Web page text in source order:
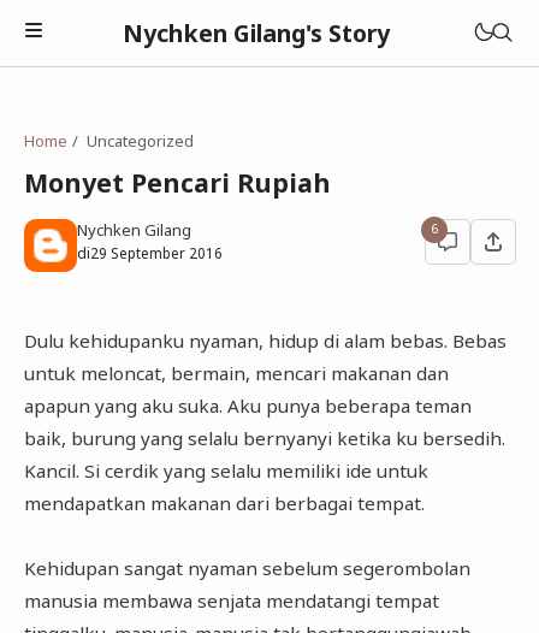
Nychken Gilang's Story
Pendidikan
Cerpen
Home Uncategorized
Monyet Pencari Rupiah
Nychken Gilang
di29 September 2016
6
Dulu kehidupanku nyaman, hidup di alam bebas. Bebas
untuk meloncat, bermain, mencari makanan dan
apapun yang aku suka. Aku punya beberapa teman
baik, burung yang selalu bernyanyi ketika ku bersedih.
Kancil. Si cerdik yang selalu memiliki ide untuk
mendapatkan makanan dari berbagai tempat.
Kehidupan sangat nyaman sebelum segerombolan
manusia membawa senjata mendatangi tempat